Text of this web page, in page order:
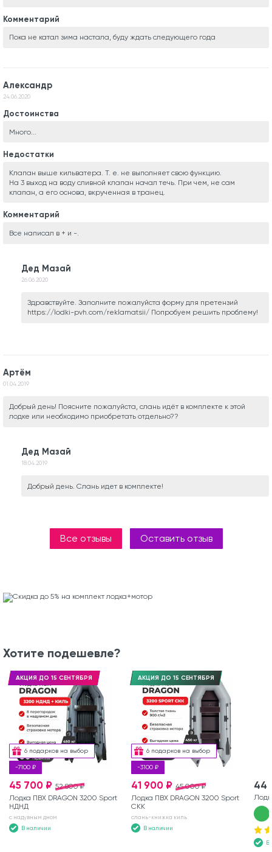
Комментарий
Пока не катал зима настала, буду ждать следующего года
Александр
24.06.2020
Достоинства
Много...
Недостатки
Клапан выше кильватера. Т. е. не выполняет свою функцию.
На 3 выход на воду сливной клапан начал течь. При чем, не сам
клапан, а его основа, вкрученная в транец.
Комментарий
Все написал в + и -.
Дед Мазай
26.06.2020
Здравствуйте. Заполните пожалуйста форму для претензий
https://lodki-pvh.com/reklamatsii/ Попробуем решить проблему!
Артём
01.04.2019
Добрый день! Поясните пожалуйста, слань идёт в комплекте к этой
лодке или необходимо приобретать отдельно??
Дед Мазай
18.04.2019
Добрый день. Слань идет в комплекте!
Все отзывы Оставить отзыв
Хотите подешевле?
6 подарков на выбор
-7100 ₽
АКЦИЯ ДО 15 СЕНТЯБРЯ
52 800 ₽
45 700 ₽
Лодка ПВХ DRAGON 3200 Sport
НДНД
с надувным дном
В наличии
6 подарков на выбор
-3100 ₽
АКЦИЯ ДО 15 СЕНТЯБРЯ
45 000 ₽
41 900 ₽
Лодка ПВХ DRAGON 3200 Sport
СКК
слань-книжка киль
В наличии
44
В